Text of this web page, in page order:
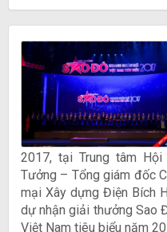
2017, tại Trung tâm Hội
Tưởng – Tổng giám đốc
mại Xây dựng Điện Bích
dự nhận giải thưởng Sao
Việt Nam tiêu biểu năm